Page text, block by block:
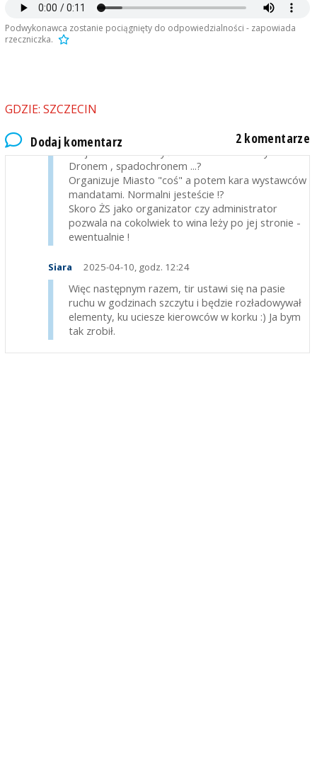
Podwykonawca zostanie pociągnięty do odpowiedzialności - zapowiada
rzeczniczka.
GDZIE: SZCZECIN
Dodaj komentarz 2 komentarze
To jak ma dostarczyć domki do zabudowy ??
Dronem , spadochronem ...?
Organizuje Miasto "coś" a potem kara wystawców
mandatami. Normalni jesteście !?
Skoro ŻS jako organizator czy administrator
pozwala na cokolwiek to wina leży po jej stronie -
ewentualnie !
Siara 2025-04-10, godz. 12:24
Więc następnym razem, tir ustawi się na pasie
ruchu w godzinach szczytu i będzie rozładowywał
elementy, ku uciesze kierowców w korku :) Ja bym
tak zrobił.